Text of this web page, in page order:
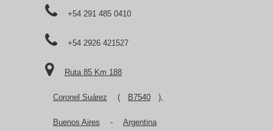
+54 291 485 0410
+54 2926 421527
Ruta 85 Km 188
Coronel Suárez ( B7540 ),
Buenos Aires - Argentina